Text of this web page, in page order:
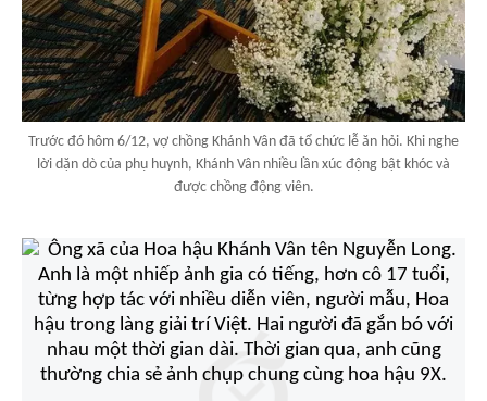
Trước đó hôm 6/12, vợ chồng Khánh Vân đã tổ chức lễ ăn hỏi. Khi nghe
lời dặn dò của phụ huynh, Khánh Vân nhiều lần xúc động bật khóc và
được chồng động viên.